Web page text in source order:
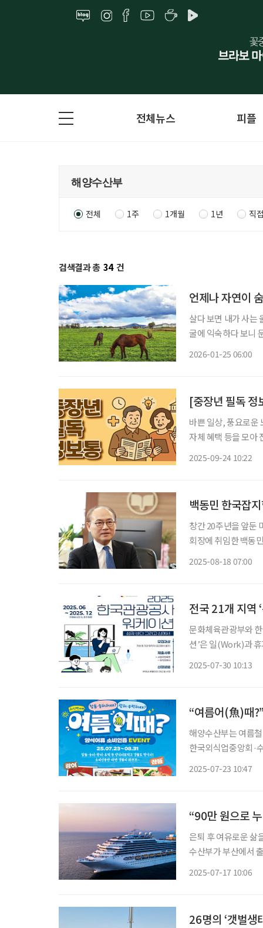
전체뉴스 피플
전체 1주 1개월 1년 직
검색결과 총 34 건
언제나 자연이
살다 보면 내가 사는
굴에 익숙하다 보니
2026-01-25 06:00
[중장년 필독
바쁜 일상, 풍요로운
자체 혜택 등을 모아 전달 드립니다. 최대 30% 할인!
2025-09-24 10:22
창간 20주년을 앞둔
회장에 취임한 백동
2025-08-18 07:00
전국 21개 지역
문화체육관광부와
션’은 일(Work)과
2025-07-30 10:13
“여름어(魚)때
해양수산부는 여름
한국외식업중앙회·
2025-07-23 10:47
“90만 원으로
은퇴 후 여유로운 삶
수산부가 부산에서
2025-07-17 10:06
26명의 ‘갯벌생